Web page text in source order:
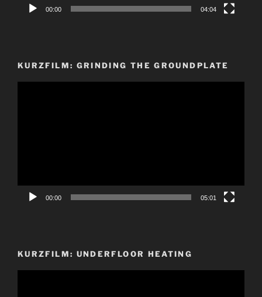
00:00 04:04
KURZFILM: GRINDING THE GROUNDPLATE
00:00 05:01
KURZFILM: UNDERFLOOR HEATING